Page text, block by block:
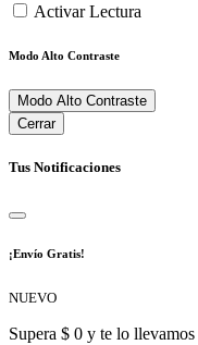
Activar Lectura
Modo Alto Contraste
Modo Alto Contraste
Cerrar
Tus Notificaciones
¡Envío Gratis!
NUEVO
Supera $ 0 y te lo llevamos